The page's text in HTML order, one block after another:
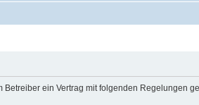
Betreiber ein Vertrag mit folgenden Regelungen